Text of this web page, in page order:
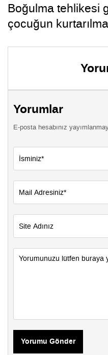
Boğulma tehlikesi
çocuğun
Yorumlar
E-posta hesabınız
Yorumu Gönder